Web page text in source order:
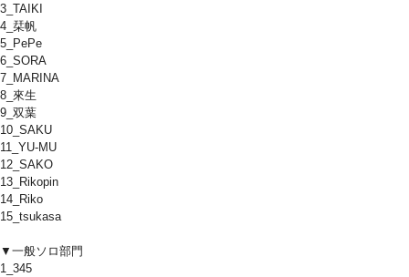
3_TAIKI
4_栞帆
5_PePe
6_SORA
7_MARINA
8_來生
9_双葉
10_SAKU
11_YU-MU
12_SAKO
13_Rikopin
14_Riko
15_tsukasa
▼一般ソロ部門
1_345